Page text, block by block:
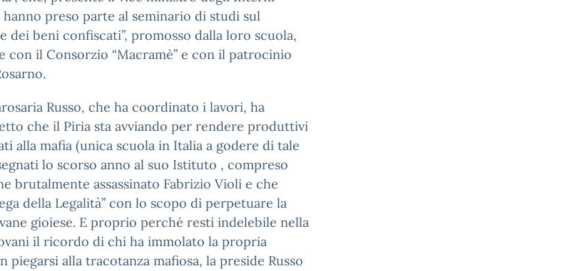
preso parte al seminario di studi sul
dei beni confiscati”, promosso dalla loro scuola,
con il Consorzio “Macramè” e con il patrocinio
Russo, che ha coordinato i lavori, ha
che il Piria sta avviando per rendere produttivi
alla mafia (unica scuola in Italia a godere di tale
lo scorso anno al suo Istituto , compreso
brutalmente assassinato Fabrizio Violi e che
della Legalità” con lo scopo di perpetuare la
gioiese. E proprio perché resti indelebile nella
il ricordo di chi ha immolato la propria
piegarsi alla tracotanza mafiosa, la preside Russo